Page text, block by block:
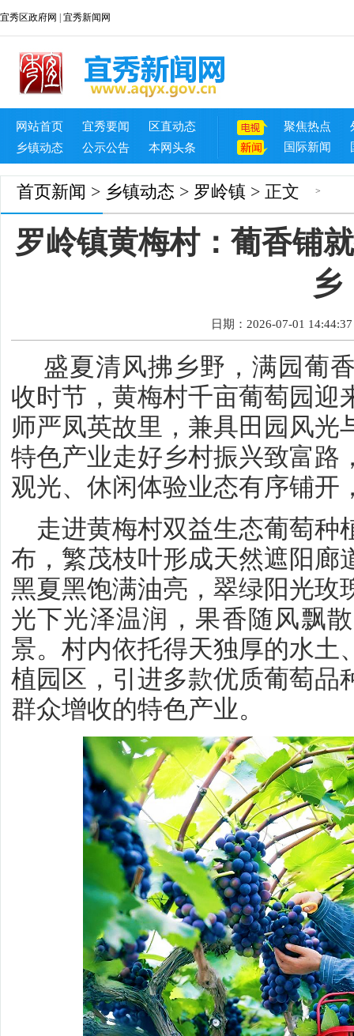
宜秀区政府网 宜秀新闻网
网站首页 宜秀要闻
区直动态
乡镇动态
公示公告 本网头条
聚焦热点
国际新闻
首页 >
新闻 > 乡镇动态 > 罗岭镇 > 正文
罗岭镇黄梅村：葡香铺
乡
日期：2026-07-01 14:44:37
盛夏清风拂乡野，满园葡
收时节，黄梅村千亩葡萄园迎
师严凤英故里，兼具田园风光
特色产业走好乡村振兴致富路
观光、休闲体验业态有序铺开
走进黄梅村双益生态葡萄种
布，繁茂枝叶形成天然遮阳廊
黑夏黑饱满油亮，翠绿阳光玫
光下光泽温润，果香随风飘
景。村内依托得天独厚的水土
植园区，引进多款优质葡萄品
群众增收的特色产业。